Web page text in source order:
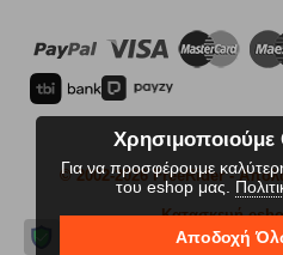
© 2002-2026 FreeRider-
Κατασκευή
Χρησιμοποιούμε
Για να προσφέρουμε
του eshop μας.
Αποδοχή